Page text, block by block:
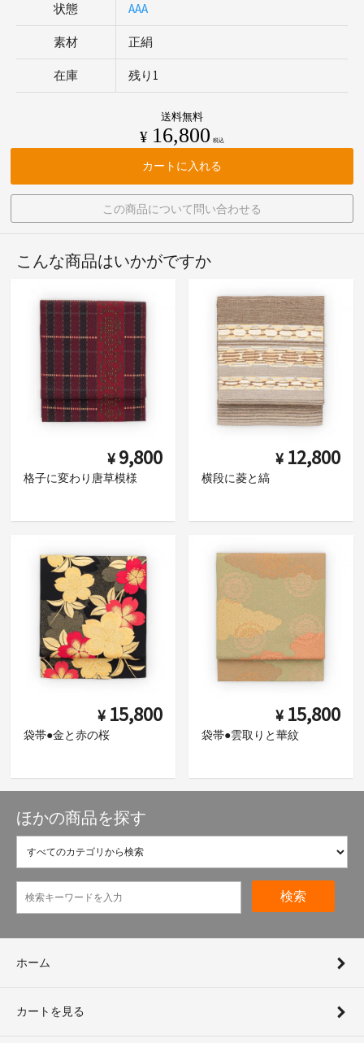
状態 AAA
素材 正絹
在庫 残り1
送料無料
¥ 16,800 税込
カートに入れる
この商品について問い合わせる
こんな商品はいかがですか
¥ 9,800
格子に変わり唐草模様
¥ 12,800
横段に菱と縞
¥ 15,800
袋帯●金と赤の桜
¥ 15,800
袋帯●雲取りと華紋
ほかの商品を探す
検索
ホーム
カートを見る